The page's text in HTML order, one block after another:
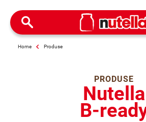
Home Produse
PRODUSE
Nutella
B-